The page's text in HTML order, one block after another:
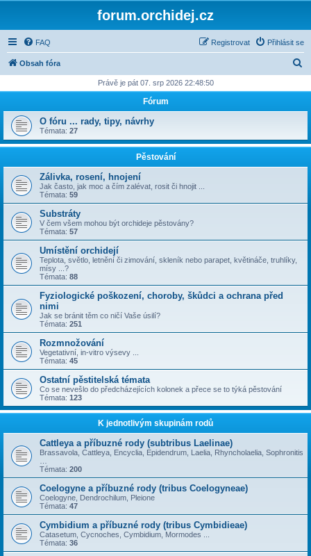
forum.orchidej.cz
FAQ Přihlásit se
Registrovat
Obsah fóra
d
t
Právě je pát 07. srp 2026 22:48:50
Fórum
O fóru ... rady, tipy, návrhy
Témata: 27
Pěstování
Zálivka, rosení, hnojení
Jak často, jak moc a čím zalévat, rosit či hnojit ...
Témata: 59
Substráty
V čem všem mohou být orchideje pěstovány?
Témata: 57
Umístění orchidejí
Teplota, světlo, letnění či zimování, skleník nebo parapet, květináče, truhlíky,
mísy ...?
Témata: 88
Fyziologické poškození, choroby, škůdci a ochrana před
nimi
Jak se bránit těm co ničí Vaše úsilí?
Témata: 251
Rozmnožování
Vegetativní, in-vitro výsevy ...
Témata: 45
Ostatní pěstitelská témata
Co se nevešlo do předcházejících kolonek a přece se to týká pěstování
Témata: 123
K jednotlivým skupinám rodů
Cattleya a příbuzné rody (subtribus Laelinae)
Brassavola, Cattleya, Encyclia, Epidendrum, Laelia, Rhyncholaelia, Sophronitis
Témata: 200
Coelogyne a příbuzné rody (tribus Coelogyneae)
Coelogyne, Dendrochilum, Pleione
Témata: 47
Cymbidium a příbuzné rody (tribus Cymbidieae)
Catasetum, Cycnoches, Cymbidium, Mormodes ...
Témata: 36